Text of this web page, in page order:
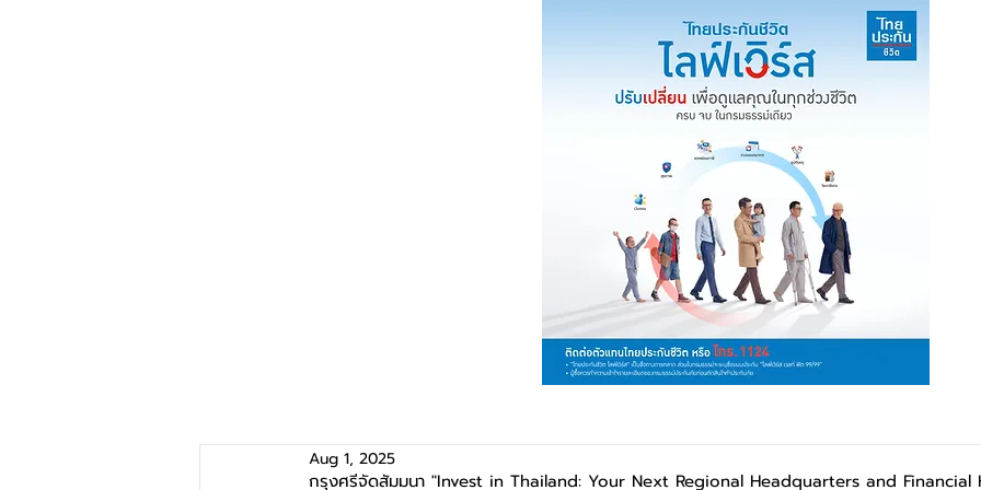
กรุงศรีจัดสัมมนา "Invest in Thailand: Your Next Regional Headquarters and Financial
Aug 1, 2025